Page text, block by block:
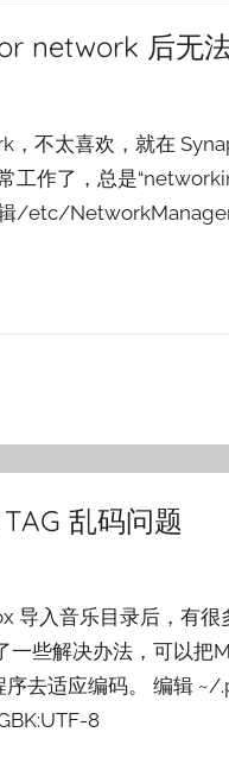
network 后无
不太喜欢，就在
工作了，总是
辑/etc/
乱码问题
导入音乐目录后，有很
一些解决办法，可以把
去适应编码。 编辑
8